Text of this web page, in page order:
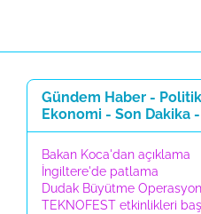
Gündem Haber -
Ekonomi - Son Dakika
Bakan Koca'dan açıklama
İngiltere'de patlama
Dudak Büyütme
TEKNOFEST etkinlikleri